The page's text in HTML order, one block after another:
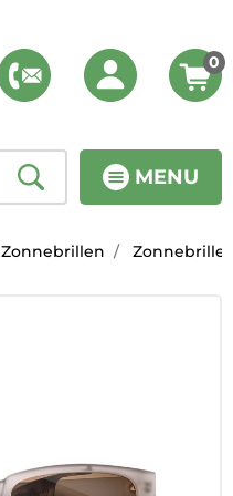
MENU
0
Zonnebrillen